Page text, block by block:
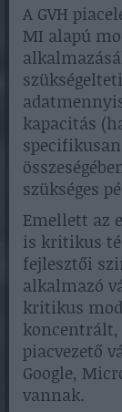
A GVH
MI alapú
kapacitás
szükséges
Emellett az
is kritikus
fejlesztői
alkalmazó
kritikus
koncentrált,
piacvezető
Google,
vannak.